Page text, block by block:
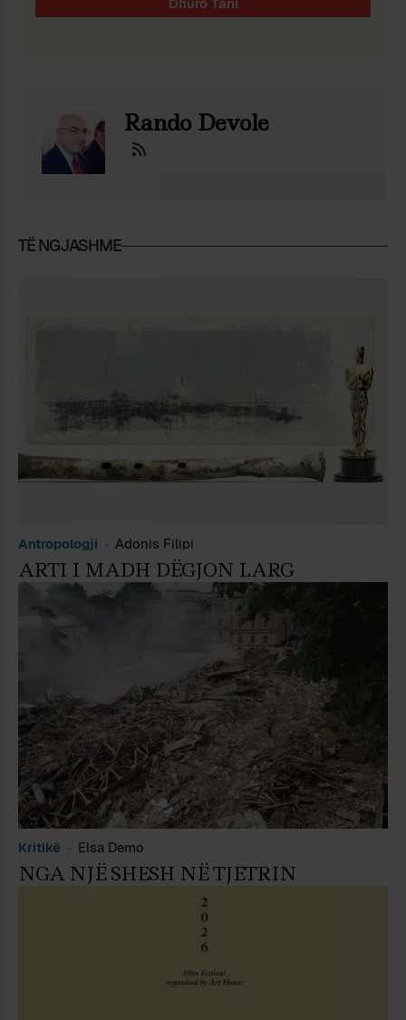
Rando Devole
TË NGJASHME
Antropologji Adonis Filipi
ARTI I MADH DËGJON LARG
Kritikë Elsa Demo
NGA NJË SHESH NË TJETRIN